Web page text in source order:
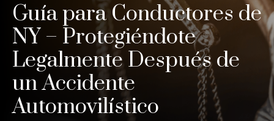
Guía para Conductores de
NY – Protegiéndote
Legalmente Después de
un Accidente
Automovilístico